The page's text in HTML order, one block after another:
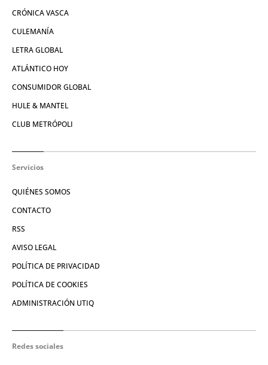
CRÓNICA VASCA
CULEMANÍA
LETRA GLOBAL
ATLÁNTICO HOY
CONSUMIDOR GLOBAL
HULE & MANTEL
CLUB METRÓPOLI
Servicios
QUIÉNES SOMOS
CONTACTO
RSS
AVISO LEGAL
POLÍTICA DE PRIVACIDAD
POLÍTICA DE COOKIES
ADMINISTRACIÓN UTIQ
Redes sociales